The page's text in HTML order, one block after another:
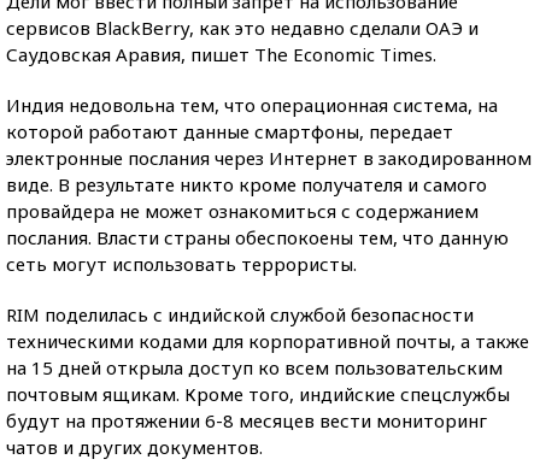
сервисов BlackBerry, как это недавно сделали ОАЭ и
Саудовская Аравия, пишет The Economic Times.
Индия недовольна тем, что операционная система, на
которой работают данные смартфоны, передает
электронные послания через Интернет в закодированном
виде. В результате никто кроме получателя и самого
провайдера не может ознакомиться с содержанием
послания. Власти страны обеспокоены тем, что данную
сеть могут использовать террористы.
RIM поделилась с индийской службой безопасности
техническими кодами для корпоративной почты, а также
на 15 дней открыла доступ ко всем пользовательским
почтовым ящикам. Кроме того, индийские спецслужбы
будут на протяжении 6-8 месяцев вести мониторинг
чатов и других документов.